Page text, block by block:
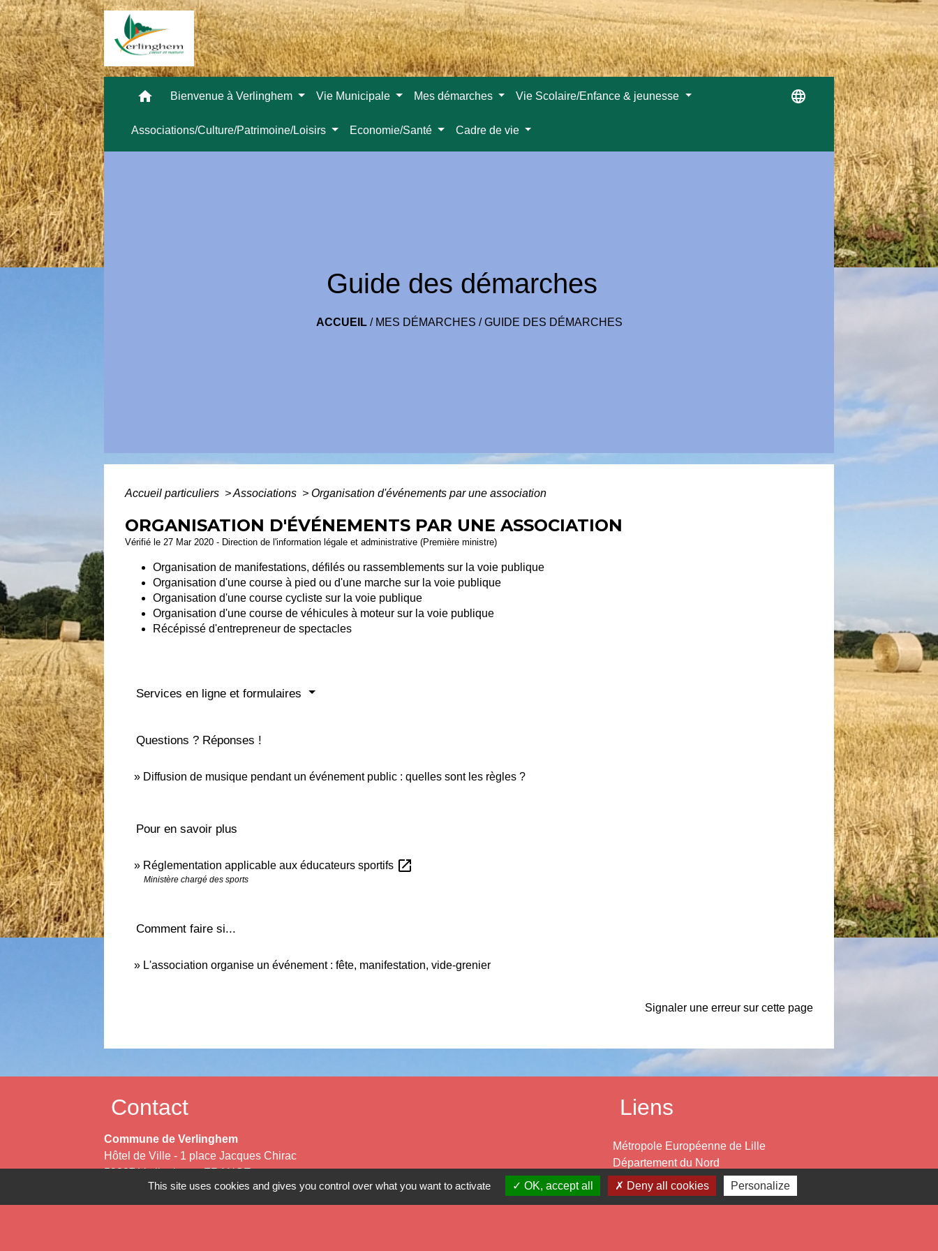
home Bienvenue à Verlinghem Vie Municipale Mes démarches Vie Scolaire/Enfance & jeunesse
Associations/Culture/Patrimoine/Loisirs Economie/Santé Cadre de vie
language
Guide des démarches
ACCUEIL/ MES DÉMARCHES /GUIDE DES DÉMARCHES
Accueil particuliers > Associations > Organisation d'événements par une association
ORGANISATION D'ÉVÉNEMENTS PAR UNE ASSOCIATION
Vérifié le 27 Mar 2020 - Direction de l'information légale et administrative (Première ministre)
Organisation de manifestations, défilés ou rassemblements sur la voie publique
Organisation d'une course à pied ou d'une marche sur la voie publique
Organisation d'une course cycliste sur la voie publique
Organisation d'une course de véhicules à moteur sur la voie publique
Récépissé d'entrepreneur de spectacles
Services en ligne et formulaires
Questions ? Réponses !
Diffusion de musique pendant un événement public : quelles sont les règles ?
Pour en savoir plus
Réglementation applicable aux éducateurs sportifs open_in_new
Ministère chargé des sports
Comment faire si...
L'association organise un événement : fête, manifestation, vide-grenier
Signaler une erreur sur cette page
Contact
Commune de Verlinghem
Hôtel de Ville - 1 place Jacques Chirac
59237 Verlinghem - FRANCE
+33 3 20 08 81 36
Liens
Métropole Européenne de Lille
Département du Nord
Région Hauts de France
Préfecture du Nord
This site uses cookies and gives you control over what you want to activate OK, accept all Deny all cookies Personalize